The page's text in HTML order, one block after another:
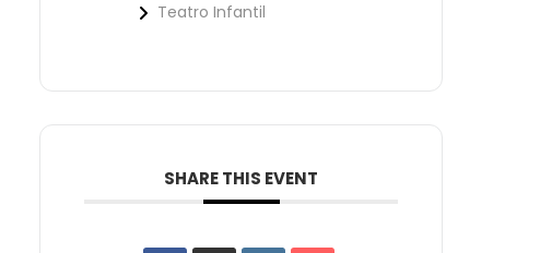
Teatro Infantil
SHARE THIS EVENT